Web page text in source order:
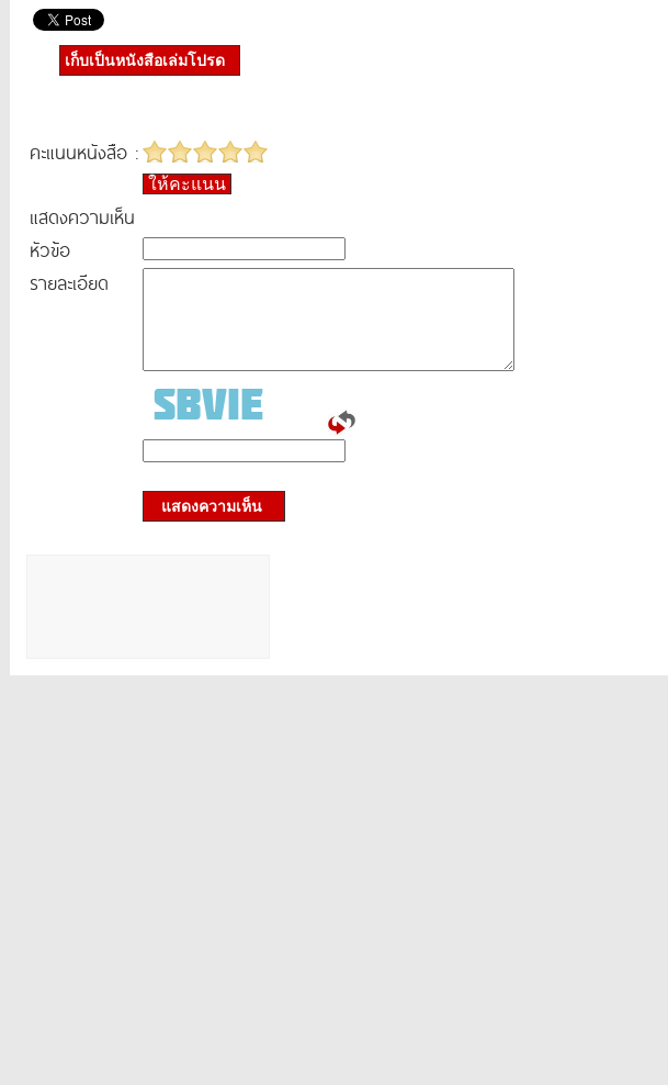
เก็บเป็นหนังสือเล่มโปรด
คะแนนหนังสือ :
ให้คะแนน
แสดงความเห็น
หัวข้อ
รายละเอียด
แสดงความเห็น